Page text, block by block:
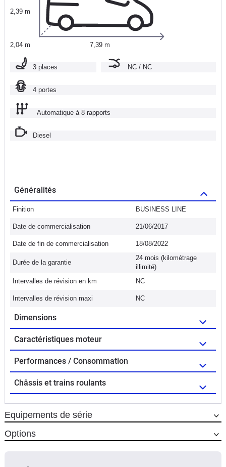
2,39 m
2,04 m 7,39 m
3 places NC / NC
4 portes
Automatique à 8 rapports
Diesel
Généralités
Finition BUSINESS LINE
Date de commercialisation 21/06/2017
Date de fin de commercialisation 18/08/2022
Durée de la garantie
24 mois (kilométrage
illimité)
Intervalles de révision en km
NC
Intervalles de révision maxi NC
Dimensions
Caractéristiques moteur
Performances / Consommation
Châssis et trains roulants
Equipements de série
Options